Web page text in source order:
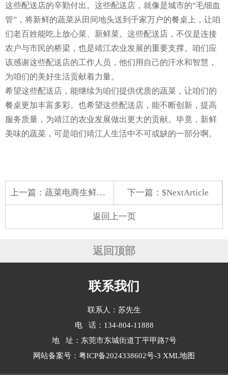
这些配送店的辛勤付出。这些配送店，就像是城市的“毛细血
管”，将新鲜的蔬菜从田间地头送到千家万户的餐桌上，让咱
们老百姓能吃上放心菜、新鲜菜。这些配送店，不仅是连接
农户与市民的桥梁，也是靖江农业发展的重要支撑。咱们应
该感谢这些配送店的工作人员，他们用自己的汗水和智慧，
为咱们的美好生活贡献着力量。
希望这些配送店，能继续为咱们提供优质的蔬菜，让咱们的
餐桌更加丰富多彩。也希望这些配送店，能不断创新，提高
服务质量，为靖江的农业发展做出更大的贡献。毕竟，新鲜
美味的蔬菜，可是咱们靖江人生活中不可或缺的一部分啊。
上一篇： 蔬菜电商生鲜配送方案 下一篇：$NextArticle
返回上一页
返回顶部
联系我们
联系人：苏先生
电 话：134-804-11888
地 址：东莞市东城街道丁平甲路7号
网站备案号： 粤ICP备2024338602号-3 XML地图